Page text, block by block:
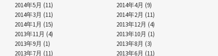
2014年5月 (11)
2014年4月 (9)
2014年3月 (11)
2014年2月 (11)
2014年1月 (15)
2013年12月 (4)
2013年11月 (4)
2013年10月 (1)
2013年9月 (1)
2013年8月 (3)
2013年7月 (11)
2013年6月 (11)